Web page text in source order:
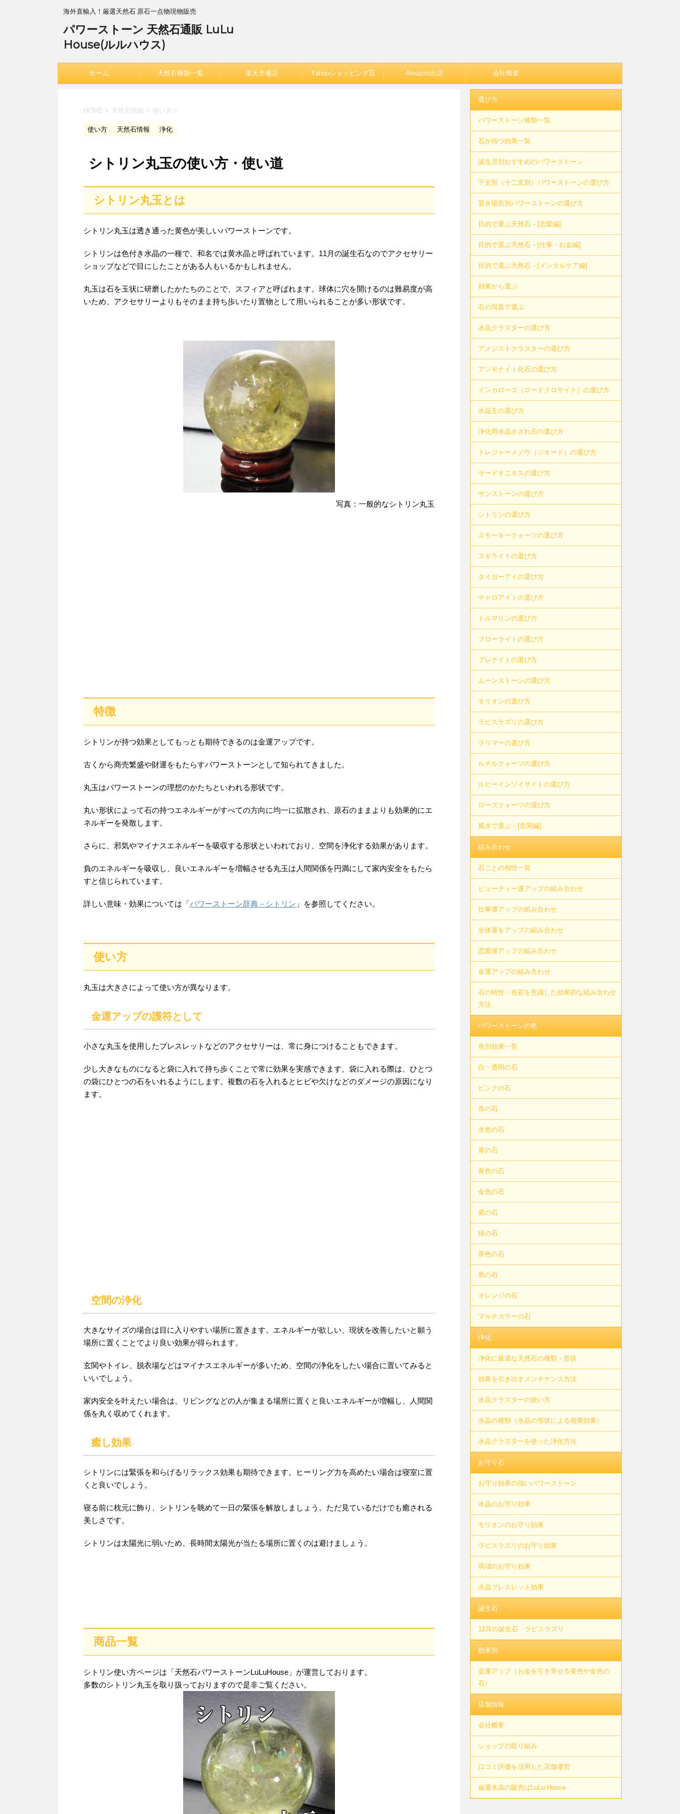
海外直輸入！厳選天然石 原石一点物現物販売
パワーストーン 天然石通販 LuLu
House(ルルハウス)
ホーム 天然石種類一覧 楽天市場店 Yahooショッピング店 Amazon出店 会社概要
HOME > 天然石情報 > 使い方 >
使い方 天然石情報 浄化
シトリン丸玉の使い方・使い道
シトリン丸玉とは
シトリン丸玉は透き通った黄色が美しいパワーストーンです。
シトリンは色付き水晶の一種で、和名では黄水晶と呼ばれています。11月の誕生石なのでアクセサリー
ショップなどで目にしたことがある人もいるかもしれません。
丸玉は石を玉状に研磨したかたちのことで、スフィアと呼ばれます。球体に穴を開けるのは難易度が高
いため、アクセサリーよりもそのまま持ち歩いたり置物として用いられることが多い形状です。
写真：一般的なシトリン丸玉
特徴
シトリンが持つ効果としてもっとも期待できるのは金運アップです。
古くから商売繁盛や財運をもたらすパワーストーンとして知られてきました。
丸玉はパワーストーンの理想のかたちといわれる形状です。
丸い形状によって石の持つエネルギーがすべての方向に均一に拡散され、原石のままよりも効果的にエ
ネルギーを発散します。
さらに、邪気やマイナスエネルギーを吸収する形状といわれており、空間を浄化する効果があります。
負のエネルギーを吸収し、良いエネルギーを増幅させる丸玉は人間関係を円満にして家内安全をもたら
すと信じられています。
詳しい意味・効果については「パワーストーン辞典－シトリン 」を参照してください。
使い方
丸玉は大きさによって使い方が異なります。
金運アップの護符として
小さな丸玉を使用したブレスレットなどのアクセサリーは、常に身につけることもできます。
少し大きなものになると袋に入れて持ち歩くことで常に効果を実感できます。袋に入れる際は、ひとつ
の袋にひとつの石をいれるようにします。複数の石を入れるとヒビや欠けなどのダメージの原因になり
ます。
空間の浄化
大きなサイズの場合は目に入りやすい場所に置きます。エネルギーが欲しい、現状を改善したいと願う
場所に置くことでより良い効果が得られます。
玄関やトイレ、脱衣場などはマイナスエネルギーが多いため、空間の浄化をしたい場合に置いてみると
いいでしょう。
家内安全を叶えたい場合は、リビングなどの人が集まる場所に置くと良いエネルギーが増幅し、人間関
係を丸く収めてくれます。
癒し効果
シトリンには緊張を和らげるリラックス効果も期待できます。ヒーリング力を高めたい場合は寝室に置
くと良いでしょう。
寝る前に枕元に飾り、シトリンを眺めて一日の緊張を解放しましょう。ただ見ているだけでも癒される
美しさです。
シトリンは太陽光に弱いため、長時間太陽光が当たる場所に置くのは避けましょう。
商品一覧
シトリン使い方ページは「天然石パワーストーンLuLuHouse」が運営しております。
多数のシトリン丸玉を取り扱っておりますので是非ご覧ください。
選び方
パワーストーン種類一覧
石が持つ効果一覧
誕生月別おすすめのパワーストーン
干支別（十二支別）パワーストーンの選び方
置き場所別パワーストーンの選び方
目的で選ぶ天然石－[恋愛編]
目的で選ぶ天然石－[仕事・お金編]
目的で選ぶ天然石－[メンタルケア編]
効果から選ぶ
石の写真で選ぶ
水晶クラスターの選び方
アメジストクラスターの選び方
アンモナイト化石の選び方
インカローズ［ロードクロサイト］の選び方
水晶玉の選び方
浄化用水晶さざれ石の選び方
トレジャーメノウ（ジオード）の選び方
サードオニキスの選び方
サンストーンの選び方
シトリンの選び方
スモーキークォーツの選び方
スギライトの選び方
タイガーアイの選び方
チャロアイトの選び方
トルマリンの選び方
フローライトの選び方
プレナイトの選び方
ムーンストーンの選び方
モリオンの選び方
ラピスラズリの選び方
ラリマーの選び方
ルチルクォーツの選び方
ルビーインゾイサイトの選び方
ローズクォーツの選び方
風水で選ぶ－[玄関編]
組み合わせ
石ごとの相性一覧
ビューティー運アップの組み合わせ
仕事運アップの組み合わせ
全体運をアップの組み合わせ
恋愛運アップの組み合わせ
金運アップの組み合わせ
石の特性・色彩を意識した効果的な組み合わせ
方法
パワーストーンの色
色別効果一覧
白・透明の石
ピンクの石
赤の石
水色の石
青の石
黄色の石
金色の石
紫の石
緑の石
茶色の石
黒の石
オレンジの石
マルチカラーの石
浄化
浄化に最適な天然石の種類・形状
効果を引き出すメンテナンス方法
水晶クラスターの使い方
水晶の種類（水晶の形状による相乗効果）
水晶クラスターを使った浄化方法
お守り石
お守り効果の強いパワーストーン
水晶のお守り効果
モリオンのお守り効果
ラピスラズリのお守り効果
瑪瑙のお守り効果
水晶ブレスレット効果
誕生石
12月の誕生石 ラピスラズリ
効果別
金運アップ（お金を引き寄せる黄色や金色の
石）
店舗情報
会社概要
ショップの取り組み
口コミ評価を活用した店舗運営
厳選水晶の販売はLuLu House